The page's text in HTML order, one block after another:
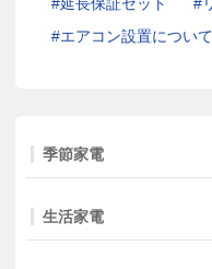
エアコン設置について
季節家電
生活家電